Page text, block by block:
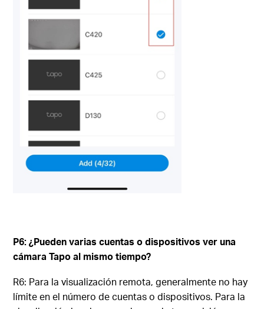
P6: ¿Pueden varias cuentas o dispositivos ver una
cámara Tapo al mismo tiempo?
R6: Para la visualización remota, generalmente no hay
límite en el número de cuentas o dispositivos. Para la